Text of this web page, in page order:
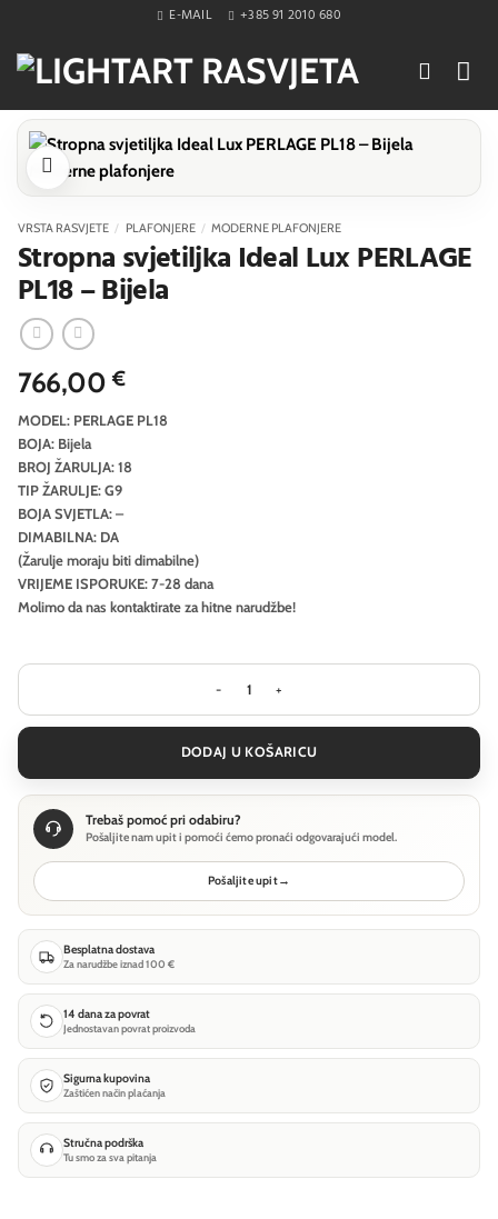
content
E-MAIL +385 91 2010 680
VRSTA RASVJETE / PLAFONJERE / MODERNE PLAFONJERE
Stropna svjetiljka Ideal Lux PERLAGE
PL18 – Bijela
766,00€
MODEL: PERLAGE PL18
BOJA: Bijela
BROJ ŽARULJA: 18
TIP ŽARULJE: G9
BOJA SVJETLA: –
DIMABILNA: DA
(Žarulje moraju biti dimabilne)
VRIJEME ISPORUKE: 7-28 dana
Molimo da nas kontaktirate za hitne narudžbe!
Stropna svjetiljka Ideal Lux
DODAJ U KOŠARICU
Trebaš pomoć pri odabiru?
Pošaljite nam upit i pomoći ćemo pronaći odgovarajući model.
Pošaljite upit→
Besplatna dostava
Za narudžbe iznad 100 €
14 dana za povrat
Jednostavan povrat proizvoda
Sigurna kupovina
Zaštićen način plaćanja
Stručna podrška
Tu smo za sva pitanja